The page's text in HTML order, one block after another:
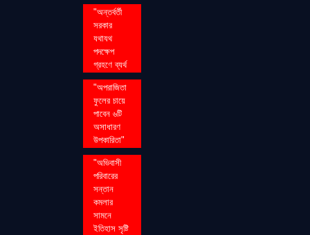
"অন্তর্বর্তী
সরকার
যথাযথ
পদক্ষেপ
গ্রহণে ব্যর্থ
"অপরাজিতা
ফুলের চায়ে
পাবেন ৬টি
অসাধারণ
উপকারিতা"
"অভিবাসী
পরিবারের
সন্তান
কমলার
সামনে
ইতিহাস সৃষ্টি